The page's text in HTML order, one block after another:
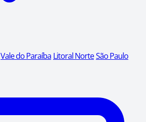
Vale do Paraíba Litoral NorteSão Paulo